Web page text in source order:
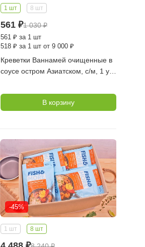
1 шт 8 шт
561 ₽1 030₽
561 ₽ за 1 шт
518 ₽ за 1 шт от 9 000 ₽
Креветки Ваннамей очищенные в
соусе остром Азиатском, с/м, 1 уп
В корзину
-45%
1 шт 8 шт